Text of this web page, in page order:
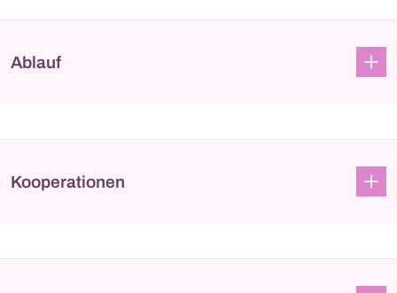
Ablauf
Kooperationen